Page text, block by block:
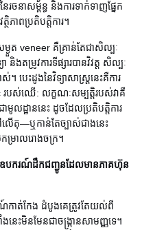
ចនាសម្ព័ន្ធ និងការទាក់ទាញផ្នែក
ាពប្រតិបត្តិការ។
ងួត veneer គឺគ្រាន់តែជាសិល្បៈ
និងតម្រូវការទីផ្សារបានវិវត្ត សិល្បៈ
។ បេះដូងនៃវិទ្យាសាស្រ្តនេះគឺការ
របស់ឈើ: លក្ខណៈសម្បត្តិរបស់វាគឺ
លដ្ឋាននេះ ដូចដែលប្រតិបត្តិការ
លើតុ—ឬកាន់តែច្បាស់ជាងនេះ
ម្រាលរោងចក្រ។
ឧបករណ៍ដឹកជញ្ជូនដែលមានភាគហ៊ុន
ាត់កែង ដំបូងគេត្រូវតែយល់ពី
េះមិនមែនជាចង្ក្រានសាមញ្ញទេ។